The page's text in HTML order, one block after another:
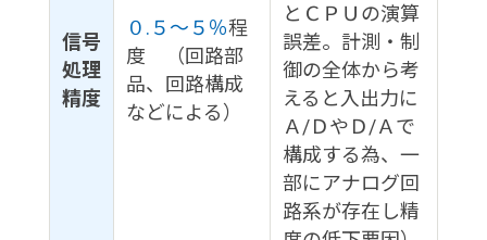
信号
処理
精度
０.５～５％程
度 （回路部
品、回路構成
などによる）
とＣＰＵの演算
誤差。計測・制
御の全体から考
えると入出力に
Ａ/ＤやＤ/Ａで
構成する為、一
部にアナログ回
路系が存在し精